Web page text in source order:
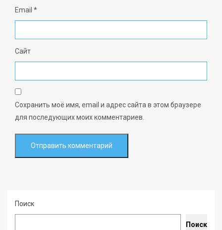
Email *
Сайт
Сохранить моё имя, email и адрес сайта в этом браузере
для последующих моих комментариев.
Поиск
Поиск